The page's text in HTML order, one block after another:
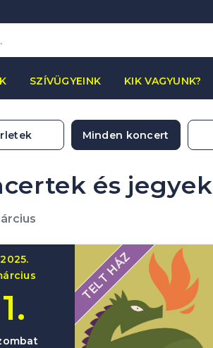
SZÍVÜGYEINK KIK VAGYUNK?
Minden koncert
és jegyek
2025.
1.
TELT HÁZ